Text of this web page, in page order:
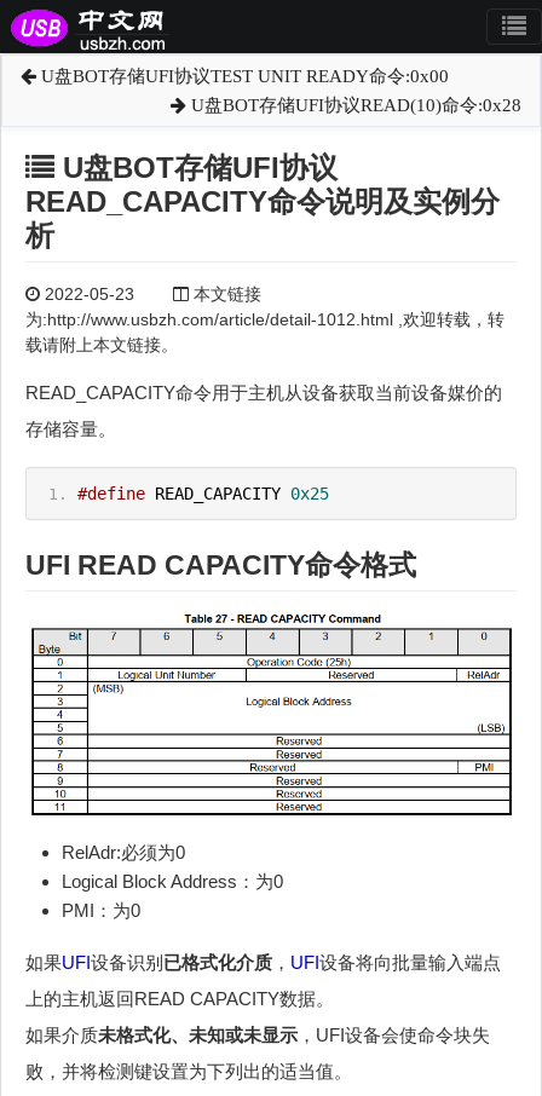
U盘BOT存储UFI协议TEST UNIT READY命令:0x00
U盘BOT存储UFI协议READ(10)命令:0x28
U盘BOT存储UFI协议
READ_CAPACITY命令说明及实例分
析
2022-05-23
本文链接
为:http://www.usbzh.com/article/detail-1012.html ,欢迎转载，转
载请附上本文链接。
READ_CAPACITY命令用于主机从设备获取当前设备媒价的
存储容量。
#define READ_CAPACITY 0x25
UFI READ CAPACITY命令格式
RelAdr:必须为0
Logical Block Address：为0
PMI：为0
如果UFI设备识别 已格式化介质 ， UFI设备将向批量输入端点
上的主机返回READ CAPACITY数据。
如果介质未格式化、未知或未显示 ，UFI设备会使命令块失
败，并将检测键设置为下列出的适当值。